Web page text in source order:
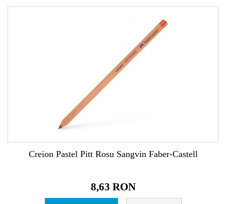
Creion Pastel Pitt Rosu Sangvin Faber-Castell
8,63 RON